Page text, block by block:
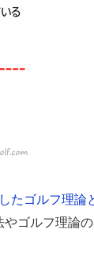
たゴルフ理論
ゴルフ理論